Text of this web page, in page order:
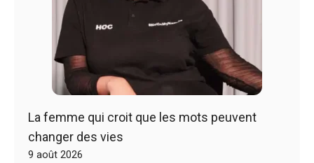
La femme qui croit que les mots peuvent
changer des vies
9 août 2026